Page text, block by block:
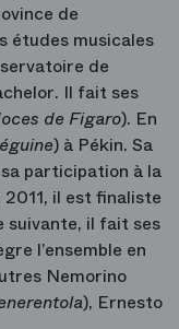
de
études musicales
de
Il fait ses
de Figaro). En
) à Pékin. Sa
participation à la
il est finaliste
suivante, il fait ses
l’ensemble en
Nemorino
), Ernesto